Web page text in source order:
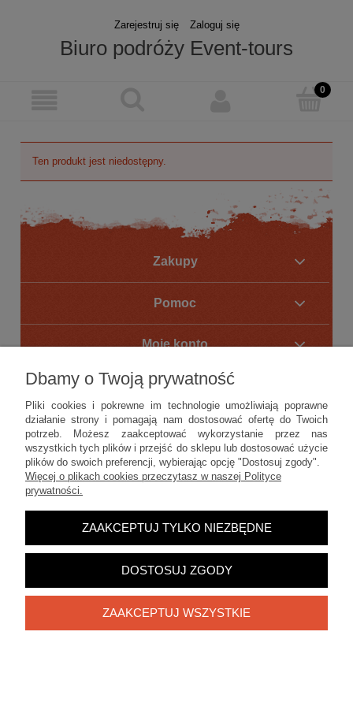
Zarejestruj się Zaloguj się
Biuro podróży Event-tours
Ten produkt jest niedostępny.
Zakupy
Pomoc
Moje konto
Informacje
POKAŻ PEŁNĄ WERSJĘ STRONY
Sklep internetowy Shoper.pl
Dbamy o Twoją prywatność
Pliki cookies i pokrewne im technologie umożliwiają poprawne
działanie strony i pomagają nam dostosować ofertę do Twoich
potrzeb. Możesz zaakceptować wykorzystanie przez nas
wszystkich tych plików i przejść do sklepu lub dostosować użycie
plików do swoich preferencji, wybierając opcję "Dostosuj zgody".
Więcej o plikach cookies przeczytasz w naszej Polityce
prywatności.
ZAAKCEPTUJ TYLKO NIEZBĘDNE
DOSTOSUJ ZGODY
ZAAKCEPTUJ WSZYSTKIE